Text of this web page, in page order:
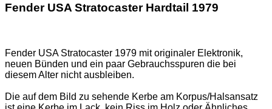
Fender USA Stratocaster Hardtail 1979
Fender USA Stratocaster 1979 mit originaler Elektronik,
neuen Bünden und ein paar Gebrauchsspuren die bei
diesem Alter nicht ausbleiben.
Die auf dem Bild zu sehende Kerbe am Korpus/Halsansatz